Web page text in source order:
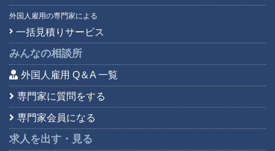
外国人雇用の専門家による
一括見積りサービス
みんなの相談所
外国人雇用 Q＆A 一覧
専門家に質問をする
専門家会員になる
求人を出す・見る